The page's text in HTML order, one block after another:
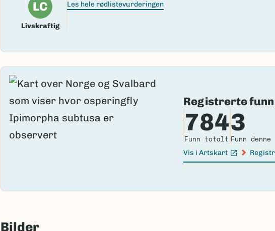
LC
Livskraftig
Les hele rødlistevurderingen
Registrerte funn
784
Funn totalt
3
Funn denne
Vis i Artskart
(Ekstern lenke)
Bilder